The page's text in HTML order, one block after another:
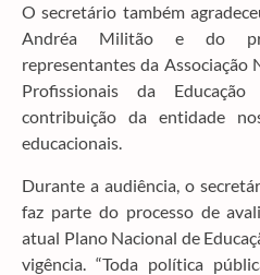
O secretário também
Andréa Militão e do
representantes da Associação
Profissionais da
contribuição da entidade
educacionais.
Durante a audiência, o
faz parte do processo de
atual Plano Nacional de
vigência. “Toda política